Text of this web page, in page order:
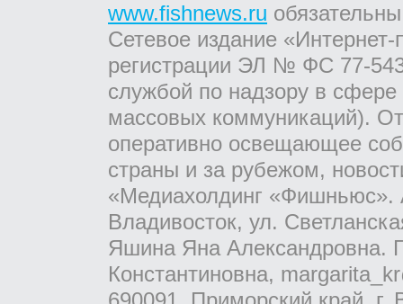
www.fishnews.ru
Сетевое издание
регистрации ЭЛ № ФС 77-
службой по надзору в
массовых коммуникаций).
оперативно освещающее
страны и за рубежом,
«Медиахолдинг «Фишньюс».
Владивосток, ул.
Яшина Яна Александровна.
Константиновна,